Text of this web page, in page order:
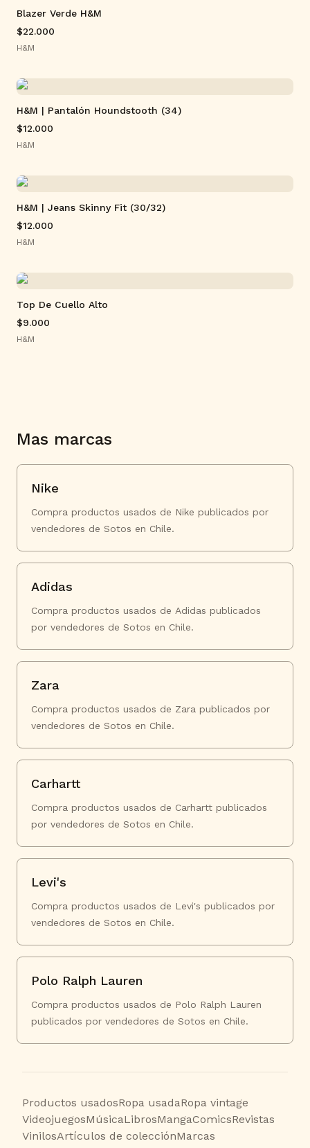
Blazer Verde H&M
$22.000
H&M
H&M | Pantalón Houndstooth (34)
$12.000
H&M
H&M | Jeans Skinny Fit (30/32)
$12.000
H&M
Top De Cuello Alto
$9.000
H&M
Mas marcas
Nike
Compra productos usados de Nike publicados por
vendedores de Sotos en Chile.
Adidas
Compra productos usados de Adidas publicados
por vendedores de Sotos en Chile.
Zara
Compra productos usados de Zara publicados por
vendedores de Sotos en Chile.
Carhartt
Compra productos usados de Carhartt publicados
por vendedores de Sotos en Chile.
Levi's
Compra productos usados de Levi's publicados por
vendedores de Sotos en Chile.
Polo Ralph Lauren
Compra productos usados de Polo Ralph Lauren
publicados por vendedores de Sotos en Chile.
Productos usadosRopa usadaRopa vintage
VideojuegosMúsicaLibrosMangaComicsRevistas
VinilosArtículos de colecciónMarcas